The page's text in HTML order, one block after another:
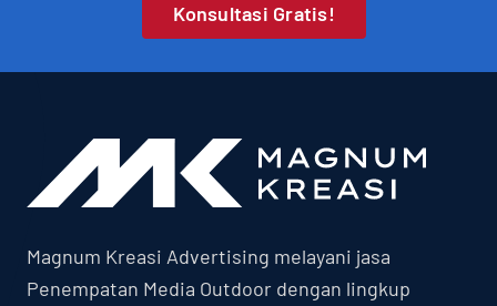
Konsultasi Gratis!
Magnum Kreasi Advertising melayani jasa
Penempatan Media Outdoor dengan lingkup